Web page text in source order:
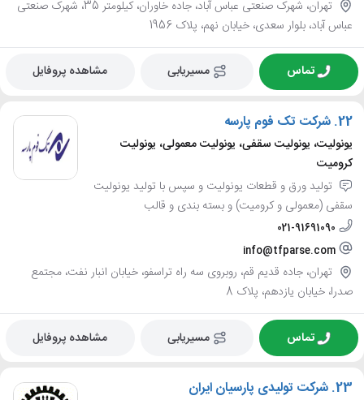
تهران، شهرک صنعتی عباس آباد، جاده خاوران، کیلومتر 35، شهرک صنعتی
عباس آباد، بلوار سعدی، خیابان نهم، پلاک 1956
تماس مسیریابی مشاهده پروفایل
22. شرکت تک فوم پارسه
یونولیت، یونولیت سقفی، یونولیت معمولی، یونولیت
کرومیت
تولید ورق و قطعات یونولیت و سپس با تولید یونولیت
سقفی (معمولی و کرومیت) و بسته بندی و قالب
021-91691090
info@tfparse.com
تهران، جاده قدیم قم، روبروی سه راه تراسفو، خیابان انبار نفت، مجتمع
صدرا، خیابان یازدهم، پلاک 8
تماس مسیریابی مشاهده پروفایل
23. شرکت تولیدی پارسیان ایران